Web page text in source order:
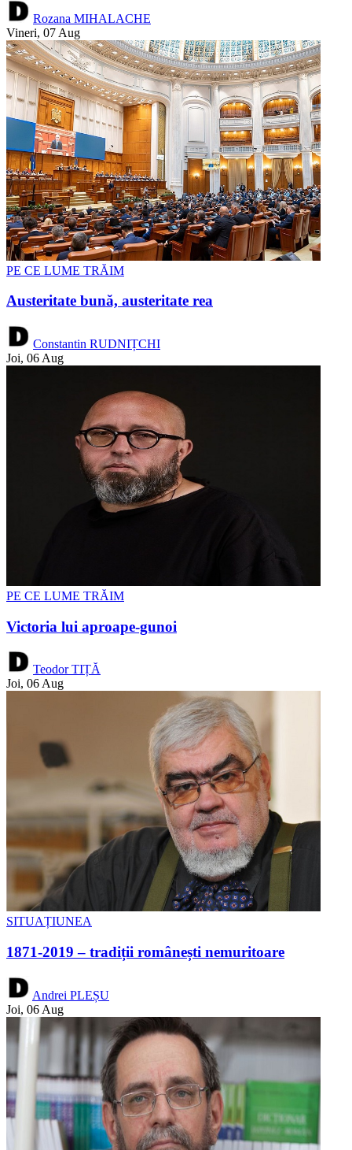
Rozana MIHALACHE
Vineri, 07 Aug
PE CE LUME TRĂIM
Austeritate bună, austeritate rea
Constantin RUDNIȚCHI
Joi, 06 Aug
PE CE LUME TRĂIM
Victoria lui aproape-gunoi
Teodor TIȚĂ
Joi, 06 Aug
SITUAȚIUNEA
1871-2019 – tradiții românești nemuritoare
Andrei PLEȘU
Joi, 06 Aug